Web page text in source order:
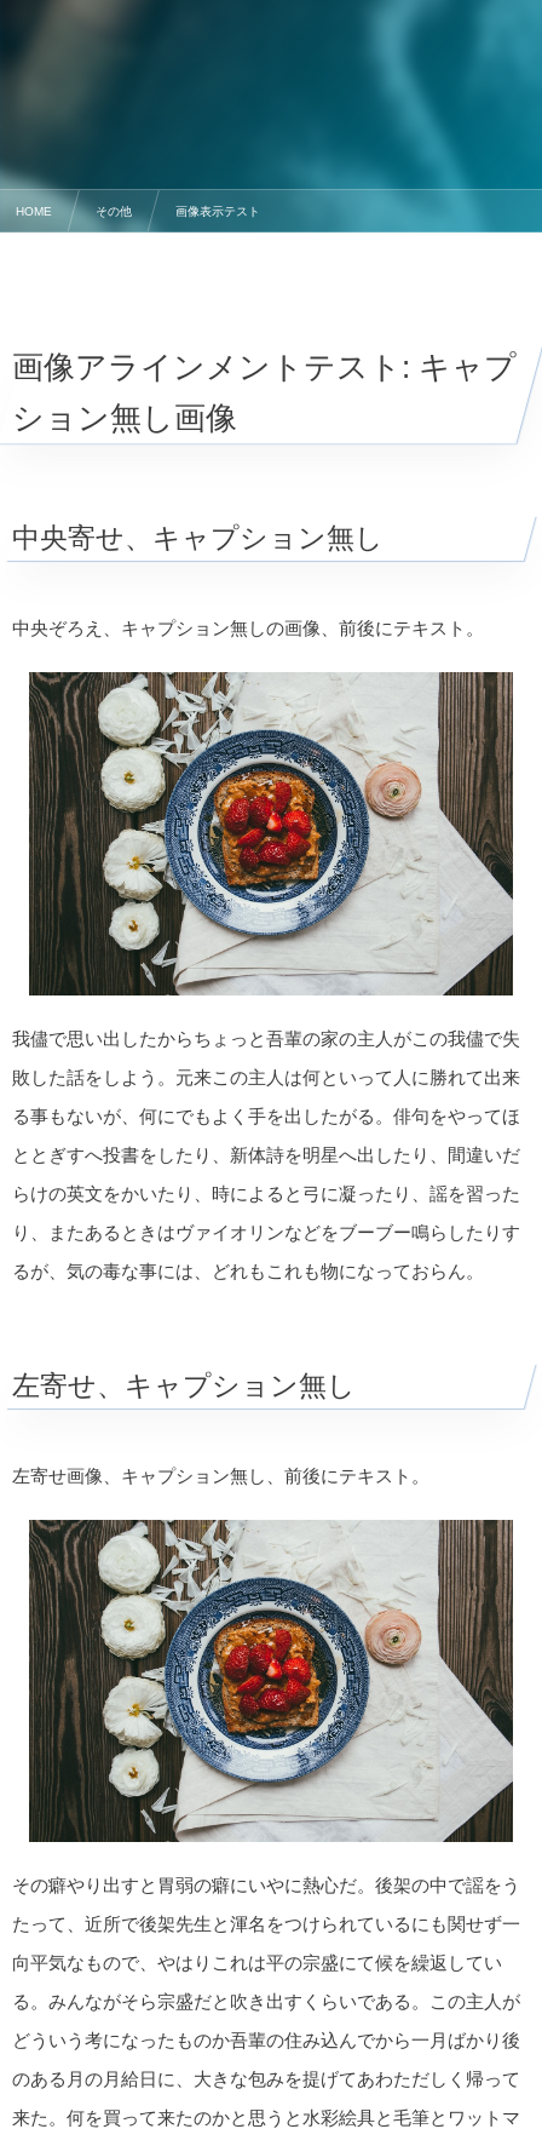
HOME その他 画像表示テスト
画像アラインメントテスト: キャプ
ション無し画像
中央寄せ、キャプション無し
中央ぞろえ、キャプション無しの画像、前後にテキスト。
我儘で思い出したからちょっと吾輩の家の主人がこの我儘で失
敗した話をしよう。元来この主人は何といって人に勝れて出来
る事もないが、何にでもよく手を出したがる。俳句をやってほ
ととぎすへ投書をしたり、新体詩を明星へ出したり、間違いだ
らけの英文をかいたり、時によると弓に凝ったり、謡を習った
り、またあるときはヴァイオリンなどをブーブー鳴らしたりす
るが、気の毒な事には、どれもこれも物になっておらん。
左寄せ、キャプション無し
左寄せ画像、キャプション無し、前後にテキスト。
その癖やり出すと胃弱の癖にいやに熱心だ。後架の中で謡をう
たって、近所で後架先生と渾名をつけられているにも関せず一
向平気なもので、やはりこれは平の宗盛にて候を繰返してい
る。みんながそら宗盛だと吹き出すくらいである。この主人が
どういう考になったものか吾輩の住み込んでから一月ばかり後
のある月の月給日に、大きな包みを提げてあわただしく帰って
来た。何を買って来たのかと思うと水彩絵具と毛筆とワットマ